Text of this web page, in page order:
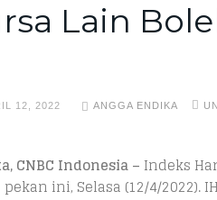
Lain
12, 2022 ANGGA ENDIKA
CNBC Indonesia – Indeks
ini, Selasa (12/4/2022).